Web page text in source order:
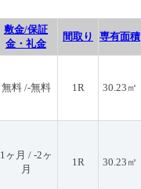
敷金/保証
金・礼金
間取り 専有面積
無料 /-無料 1R 30.23㎡
1ヶ月 / -2ヶ
月
1R 30.23㎡